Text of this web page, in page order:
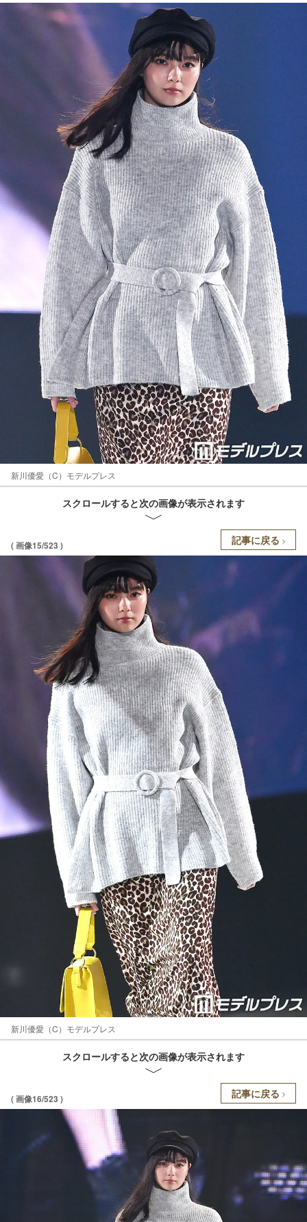
新川優愛（C）モデルプレス
スクロールすると次の画像が表示されます
( 画像15/523 ) 記事に戻る
新川優愛（C）モデルプレス
スクロールすると次の画像が表示されます
( 画像16/523 ) 記事に戻る